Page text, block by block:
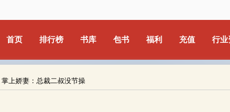
首页 排行榜 书库 包书 福利 充值 行业
掌上娇妻：总裁二叔没节操